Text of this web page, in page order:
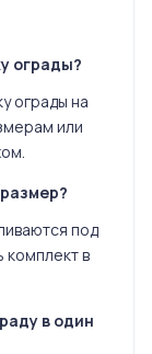
ограды?
ограды на
или
под
в
в один